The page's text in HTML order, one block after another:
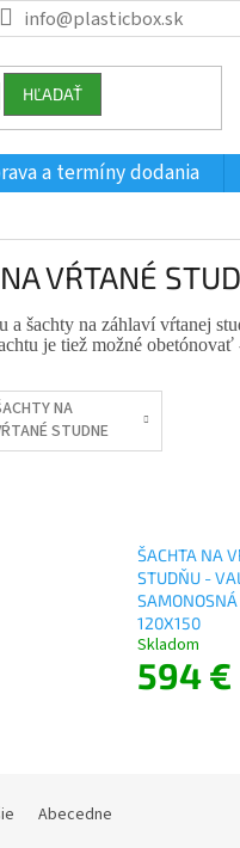
info@plasticbox.sk
HĽADAŤ
a termíny dodania
VŔTANÉ
a šachty na záhlaví vŕtanej
je tiež možné
NA
STUDNE
ŠACHTA NA
STUDŇU -
120X150
Skladom
594 €
Abecedne